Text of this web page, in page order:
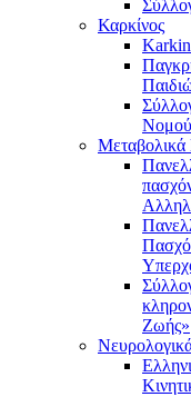
Καρκίνος
Ζωής»